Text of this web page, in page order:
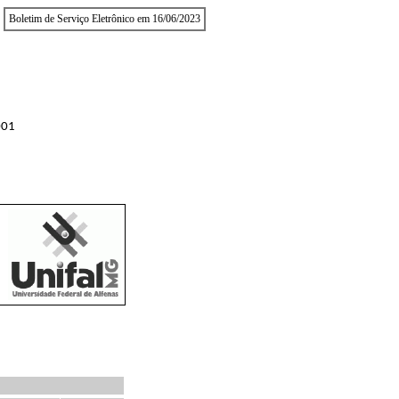
Boletim de Serviço Eletrônico em 16/06/2023